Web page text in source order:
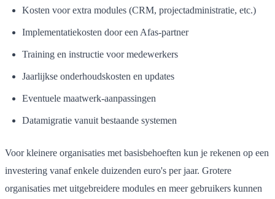
Kosten voor extra modules (CRM, projectadministratie, etc.)
Implementatiekosten door een Afas-partner
Training en instructie voor medewerkers
Jaarlijkse onderhoudskosten en updates
Eventuele maatwerk-aanpassingen
Datamigratie vanuit bestaande systemen
Voor kleinere organisaties met basisbehoeften kun je rekenen op een
investering vanaf enkele duizenden euro's per jaar. Grotere
organisaties met uitgebreidere modules en meer gebruikers kunnen